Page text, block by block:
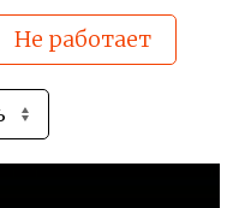
Не работает